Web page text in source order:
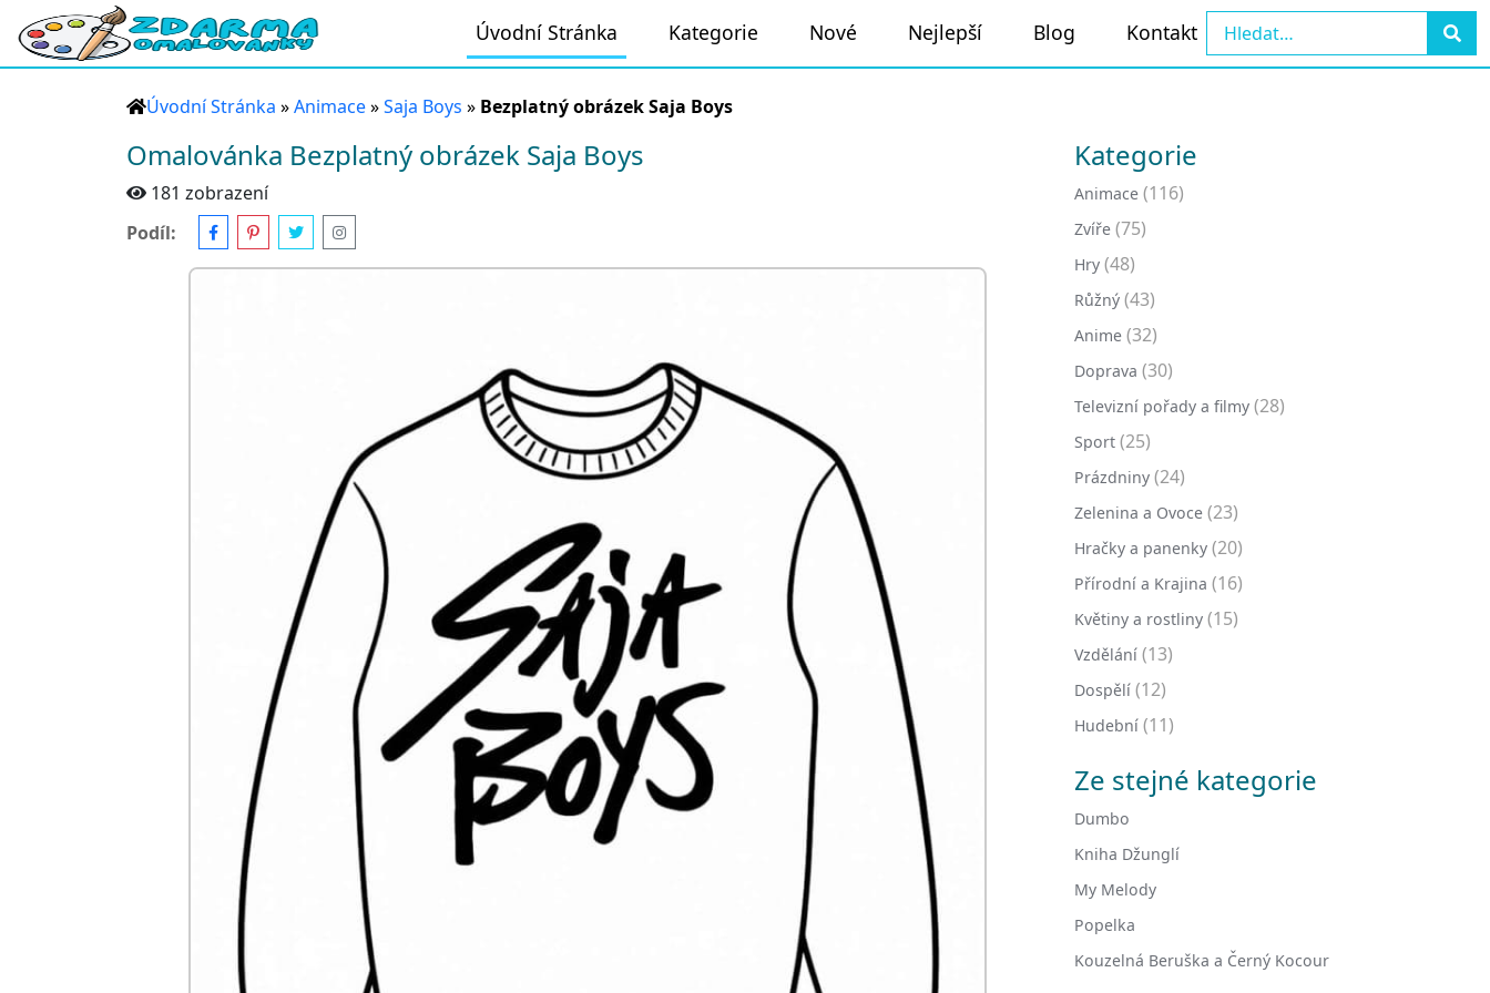
Úvodní Stránka Kategorie Nové Nejlepší Blog Kontakt
Úvodní Stránka »Animace»Saja Boys » Bezplatný obrázek Saja Boys
Omalovánka Bezplatný obrázek Saja Boys
181 zobrazení
Podíl:
Kategorie
Animace (116)
Zvíře (75)
Hry (48)
Růžný (43)
Anime (32)
Doprava (30)
Televizní pořady a filmy (28)
Sport (25)
Prázdniny (24)
Zelenina a Ovoce (23)
Hračky a panenky (20)
Přírodní a Krajina (16)
Květiny a rostliny (15)
Vzdělání (13)
Dospělí (12)
Hudební (11)
Ze stejné kategorie
Dumbo
Kniha Džunglí
My Melody
Popelka
Kouzelná Beruška a Černý Kocour